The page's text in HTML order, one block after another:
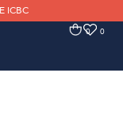
ICBC
0 0